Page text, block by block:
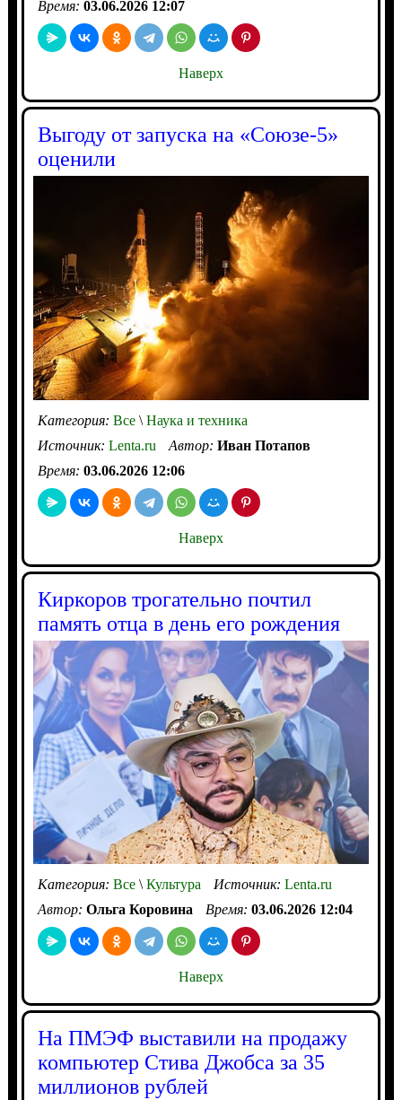
Время: 03.06.2026 12:07
Наверх
Выгоду от запуска на «Союзе-5»
оценили
Категория: Все\Наука и техника
Источник: Lenta.ru Автор: Иван Потапов
Время: 03.06.2026 12:06
Наверх
Киркоров трогательно почтил
память отца в день его рождения
Категория: Все\Культура Источник: Lenta.ru
Автор: Ольга Коровина Время: 03.06.2026 12:04
Наверх
На ПМЭФ выставили на продажу
компьютер Стива Джобса за 35
миллионов рублей